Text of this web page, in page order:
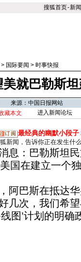
搜狐首页-新闻
> 国际要闻 > 时事快报
美就巴勒斯
来源：中国日报网站
藏本文 进入新闻论坛
最经典的幽默小段子
新闻，告诉你正在发生什
：巴勒斯坦民
国在建立一个
巴斯在抵达华
几次，我们希
图’计划的明确